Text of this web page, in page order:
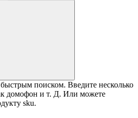
поиском. Введите несколько
домофон и т. Д. Или можете
sku.